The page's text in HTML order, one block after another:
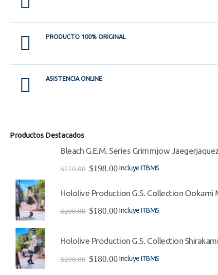
PRODUCTO 100% ORIGINAL
ASISTENCIA ONLINE
Productos Destacados
Bleach G.E.M. Series Grimmjow
$220.00 El
era:
$220.00.
$198.00El
es:
$198.00.
Incluye ITBMS
Hololive Production G.S. Collection Ookami
$200.00 El
era:
$180.00El
es:
Incluye ITBMS
Hololive Production G.S. Collection
$200.00 El
$180.00ElIncluye ITBMS